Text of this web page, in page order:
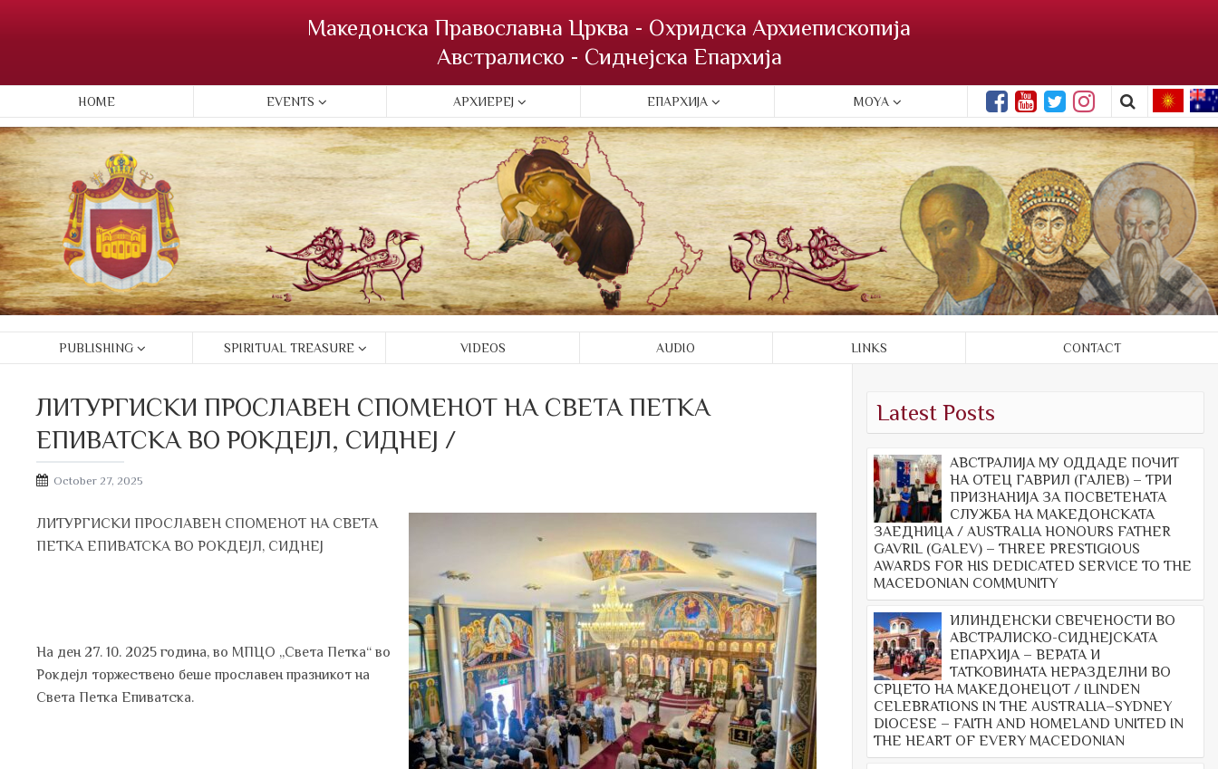
Македонска Православна Црква - Охридска Архиепископија
Австралиско - Сиднејска Епархија
HOME EVENTS АРХИЕРЕЈ ЕПАРХИЈА MOYA
PUBLISHING SPIRITUAL TREASURE VIDEOS AUDIO LINKS CONTACT
ЛИТУРГИСКИ ПРОСЛАВЕН СПОМЕНОТ НА СВЕТА ПЕТКА
ЕПИВАТСКА ВО РОКДЕЈЛ, СИДНЕЈ /
Posted
October 27, 2025
ЛИТУРГИСКИ ПРОСЛАВЕН СПОМЕНОТ НА СВЕТА
ПЕТКА ЕПИВАТСКА ВО РОКДЕЈЛ, СИДНЕЈ
На ден 27. 10. 2025 година, во МПЦО „Света Петка“ во
Рокдејл торжествено беше прославен празникот на
Света Петка Епиватска.
Latest Posts
АВСТРАЛИЈА МУ ОДДАДЕ ПОЧИТ
НА ОТЕЦ ГАВРИЛ (ГАЛЕВ) – ТРИ
ПРИЗНАНИЈА ЗА ПОСВЕТЕНАТА
СЛУЖБА НА МАКЕДОНСКАТА
ЗАЕДНИЦА / AUSTRALIA HONOURS FATHER
GAVRIL (GALEV) – THREE PRESTIGIOUS
AWARDS FOR HIS DEDICATED SERVICE TO THE
MACEDONIAN COMMUNITY
ИЛИНДЕНСКИ СВЕЧЕНОСТИ ВО
АВСТРАЛИСКО-СИДНЕЈСКАТА
ЕПАРХИЈА – ВЕРАТА И
ТАТКОВИНАТА НЕРАЗДЕЛНИ ВО
СРЦЕТО НА МАКЕДОНЕЦОТ / ILINDEN
CELEBRATIONS IN THE AUSTRALIA–SYDNEY
DIOCESE – FAITH AND HOMELAND UNITED IN
THE HEART OF EVERY MACEDONIAN